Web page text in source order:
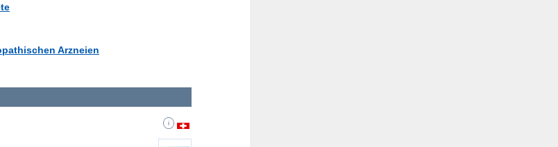
Arzneien